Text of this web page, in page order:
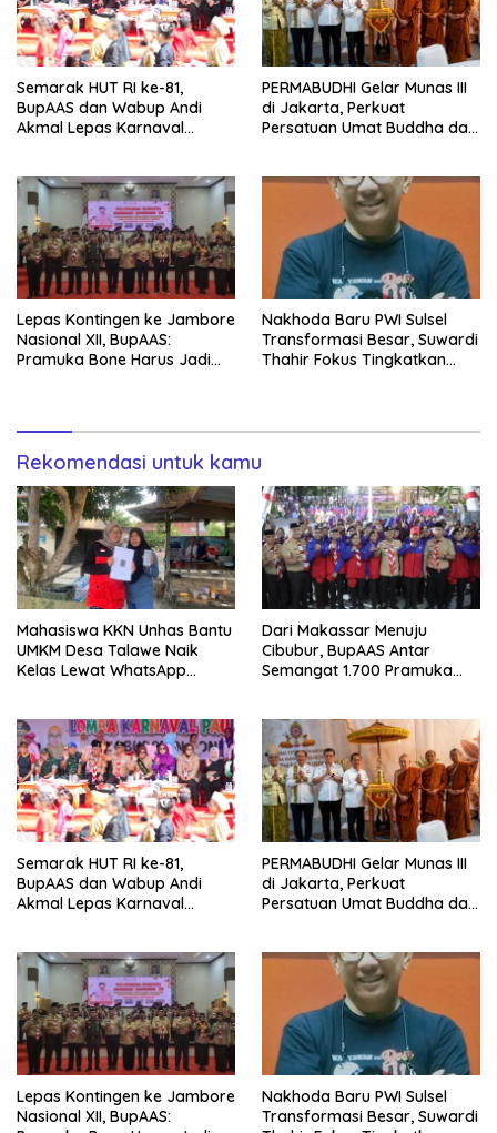
Semarak HUT RI ke-81,
BupAAS dan Wabup Andi
Akmal Lepas Karnaval
PERMABUDHI Gelar Munas III
di Jakarta, Perkuat
Persatuan Umat Buddha dan
Lepas Kontingen ke Jambore
Nasional XII, BupAAS:
Pramuka Bone Harus Jadi
Nakhoda Baru PWI Sulsel
Transformasi Besar, Suwardi
Thahir Fokus Tingkatkan
Rekomendasi untuk kamu
Mahasiswa KKN Unhas Bantu
UMKM Desa Talawe Naik
Kelas Lewat WhatsApp
Dari Makassar Menuju
Cibubur, BupAAS Antar
Semangat 1.700 Pramuka
Semarak HUT RI ke-81,
BupAAS dan Wabup Andi
Akmal Lepas Karnaval
PERMABUDHI Gelar Munas III
di Jakarta, Perkuat
Persatuan Umat Buddha dan
Lepas Kontingen ke Jambore
Nasional XII, BupAAS:
Nakhoda Baru PWI Sulsel
Transformasi Besar, Suwardi